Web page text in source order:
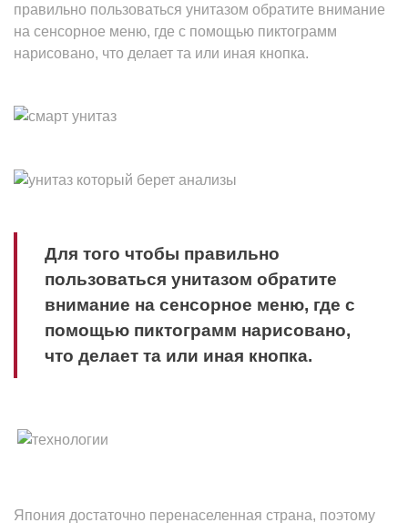
правильно пользоваться унитазом обратите внимание
на сенсорное меню, где с помощью пиктограмм
нарисовано, что делает та или иная кнопка.
Для того чтобы правильно
пользоваться унитазом обратите
внимание на сенсорное меню, где с
помощью пиктограмм нарисовано,
что делает та или иная кнопка.
Япония достаточно перенаселенная страна, поэтому